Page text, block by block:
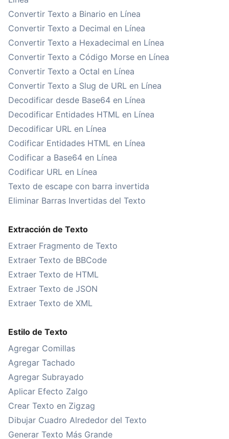
Convertir Texto a Binario en Línea
Convertir Texto a Decimal en Línea
Convertir Texto a Hexadecimal en Línea
Convertir Texto a Código Morse en Línea
Convertir Texto a Octal en Línea
Convertir Texto a Slug de URL en Línea
Decodificar desde Base64 en Línea
Decodificar Entidades HTML en Línea
Decodificar URL en Línea
Codificar Entidades HTML en Línea
Codificar a Base64 en Línea
Codificar URL en Línea
Texto de escape con barra invertida
Eliminar Barras Invertidas del Texto
Extracción de Texto
Extraer Fragmento de Texto
Extraer Texto de BBCode
Extraer Texto de HTML
Extraer Texto de JSON
Extraer Texto de XML
Estilo de Texto
Agregar Comillas
Agregar Tachado
Agregar Subrayado
Aplicar Efecto Zalgo
Crear Texto en Zigzag
Dibujar Cuadro Alrededor del Texto
Generar Texto Más Grande